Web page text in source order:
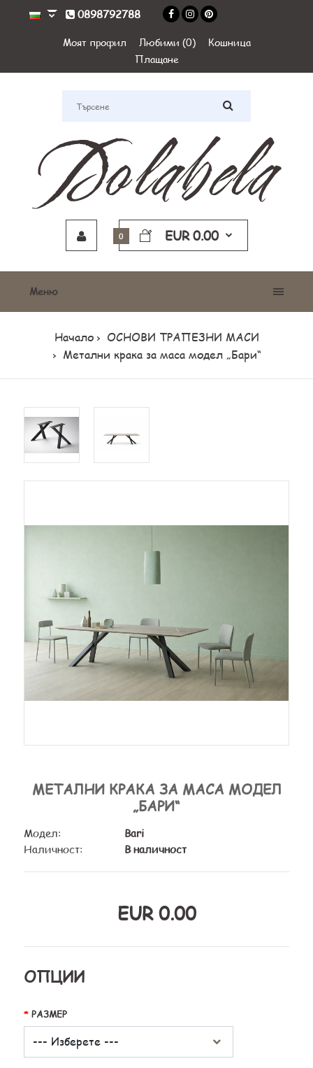
0898792788
Моят профил Любими (0)
Кошница
Плащане
0 EUR 0.00
Меню
Начало
ОСНОВИ ТРАПЕЗНИ МАСИ
Метални крака за маса модел „Бари“
МЕТАЛНИ КРАКА ЗА МАСА МОДЕЛ
„БАРИ“
Модел:
Bari
Наличност:
В наличност
EUR 0.00
ОПЦИИ
РАЗМЕР